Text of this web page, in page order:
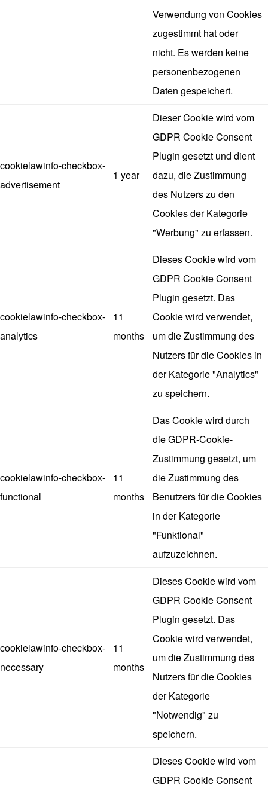
Verwendung von Cookies
zugestimmt hat oder
nicht. Es werden keine
personenbezogenen
Daten gespeichert.
cookielawinfo-checkbox-
advertisement
1 year
Dieser Cookie wird vom
GDPR Cookie Consent
Plugin gesetzt und dient
dazu, die Zustimmung
des Nutzers zu den
Cookies der Kategorie
"Werbung" zu erfassen.
cookielawinfo-checkbox-
analytics
11
months
Dieses Cookie wird vom
GDPR Cookie Consent
Plugin gesetzt. Das
Cookie wird verwendet,
um die Zustimmung des
Nutzers für die Cookies in
der Kategorie "Analytics"
zu speichern.
cookielawinfo-checkbox-
functional
11
months
Das Cookie wird durch
die GDPR-Cookie-
Zustimmung gesetzt, um
die Zustimmung des
Benutzers für die Cookies
in der Kategorie
"Funktional"
aufzuzeichnen.
cookielawinfo-checkbox-
necessary
11
months
Dieses Cookie wird vom
GDPR Cookie Consent
Plugin gesetzt. Das
Cookie wird verwendet,
um die Zustimmung des
Nutzers für die Cookies
der Kategorie
"Notwendig" zu
speichern.
Dieses Cookie wird vom
GDPR Cookie Consent